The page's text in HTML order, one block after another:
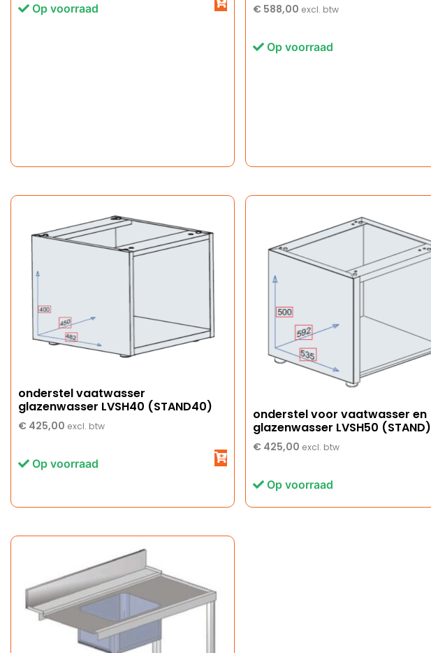
Op voorraad € 588,00 excl. btw
Op voorraad
onderstel vaatwasser
glazenwasser LVSH40 (STAND40)
€ 425,00 excl. btw
Op voorraad
onderstel voor vaatwasser en
glazenwasser LVSH50 (STAND)
€ 425,00 excl. btw
Op voorraad